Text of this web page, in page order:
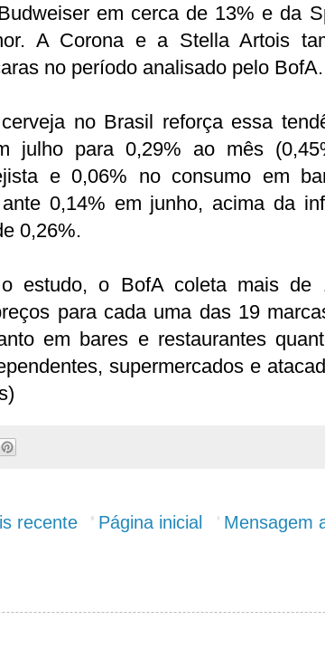
em cerca de 13% e da
A Corona e a Stella Artois
no período analisado pelo BofA.
no Brasil reforça essa
julho para 0,29% ao mês
e 0,06% no consumo em
ante 0,14% em junho, acima da
0,26%.
estudo, o BofA coleta mais de
para cada uma das 19
em bares e restaurantes
supermercados e
recente Mensagem
Página inicial